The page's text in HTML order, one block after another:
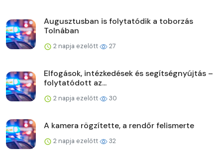
Augusztusban is folytatódik a toborzás
Tolnában
2 napja ezelőtt 27
Elfogások, intézkedések és segítségnyújtás –
folytatódott az...
2 napja ezelőtt 30
A kamera rögzítette, a rendőr felismerte
2 napja ezelőtt 32